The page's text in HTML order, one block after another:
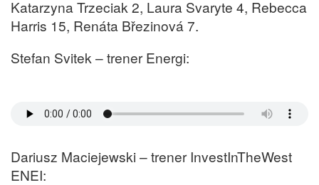
Katarzyna Trzeciak 2, Laura Svaryte 4, Rebecca
Harris 15, Renáta Březinová 7.
Stefan Svitek – trener Energi:
Dariusz Maciejewski – trener InvestInTheWest
ENEI: